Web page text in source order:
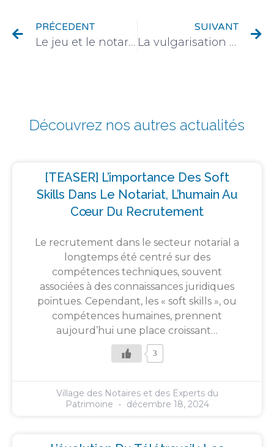
PRÉCEDENT
Le jeu et le notariat… ça match !
SUIVANT
La vulgarisation du notariat sur les réseaux sociaux
Découvrez nos autres actualités
[TEASER] L’importance Des Soft
Skills Dans Le Notariat, L’humain Au
Cœur Du Recrutement
Le recrutement dans le secteur notarial a
longtemps été centré sur des
compétences techniques, souvent
associées à des connaissances juridiques
pointues. Cependant, les « soft skills », ou
compétences humaines, prennent
aujourd’hui une place croissant…
3
Village des Notaires et des Experts du
Patrimoine
décembre 18, 2024